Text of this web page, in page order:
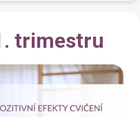
trimestru